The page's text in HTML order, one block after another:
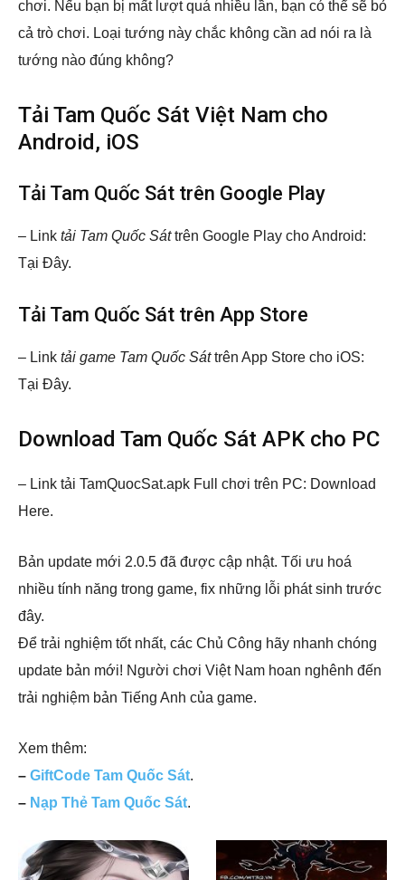
chơi. Nếu bạn bị mất lượt quá nhiều lần, bạn có thể sẽ bỏ
cả trò chơi. Loại tướng này chắc không cần ad nói ra là
tướng nào đúng không?
Tải Tam Quốc Sát Việt Nam cho
Android, iOS
Tải Tam Quốc Sát trên Google Play
– Link tải Tam Quốc Sáttrên Google Play cho Android:
Tại Đây.
Tải Tam Quốc Sát trên App Store
– Link tải game Tam Quốc Sáttrên App Store cho iOS:
Tại Đây.
Download Tam Quốc Sát APK cho PC
– Link tải TamQuocSat.apk Full chơi trên PC: Download
Here.
Bản update mới 2.0.5 đã được cập nhật. Tối ưu hoá
nhiều tính năng trong game, fix những lỗi phát sinh trước
đây.
Để trải nghiệm tốt nhất, các Chủ Công hãy nhanh chóng
update bản mới! Người chơi Việt Nam hoan nghênh đến
trải nghiệm bản Tiếng Anh của game.
Xem thêm:
– GiftCode Tam Quốc Sát.
– Nạp Thẻ Tam Quốc Sát.